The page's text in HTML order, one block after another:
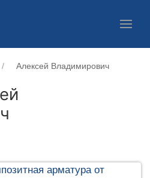
Алексей Владимирович